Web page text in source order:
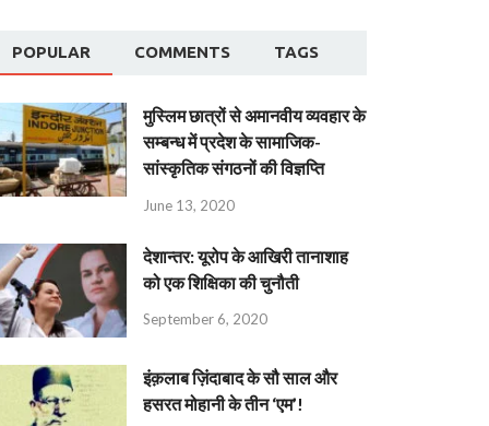
POPULAR COMMENTS TAGS
मुस्लिम छात्रों से अमानवीय व्यवहार के
सम्बन्ध में प्रदेश के सामाजिक-
सांस्कृतिक संगठनों की विज्ञप्ति
June 13, 2020
देशान्‍तर: यूरोप के आखिरी तानाशाह
को एक शिक्षिका की चुनौती
September 6, 2020
इंक़लाब ज़िंदाबाद के सौ साल और
हसरत मोहानी के तीन ‘एम’!